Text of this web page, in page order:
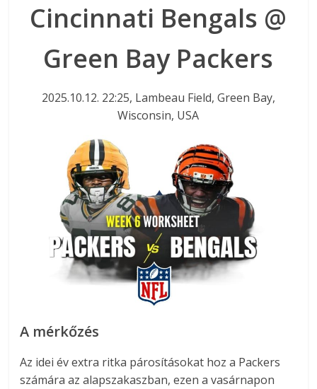
Cincinnati Bengals @
Green Bay Packers
2025.10.12. 22:25, Lambeau Field, Green Bay,
Wisconsin, USA
A mérkőzés
Az idei év extra ritka párosításokat hoz a Packers
számára az alapszakaszban, ezen a vasárnapon